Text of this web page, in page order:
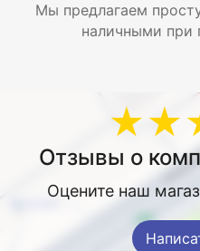
Мы предлагаем
наличными при
Отзывы о
Оцените наш